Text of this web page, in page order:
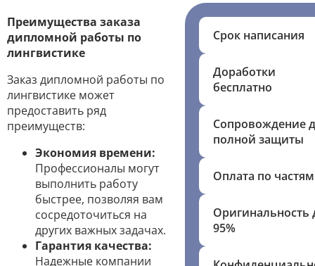
Преимущества заказа
дипломной работы по
лингвистике
Заказ дипломной работы по
лингвистике может
предоставить ряд
преимуществ:
Экономия времени:
Профессионалы могут
выполнить работу
быстрее, позволяя вам
сосредоточиться на
других важных задачах.
Гарантия качества:
Надежные компании
Срок написания
Доработки
бесплатно
Сопровождение
полной защиты
Оплата по частям
Оригинальность
95%